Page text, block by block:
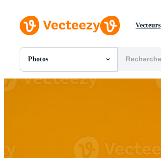
Vecteurs
Photos
Toutes Images
Photos
Motion graphics